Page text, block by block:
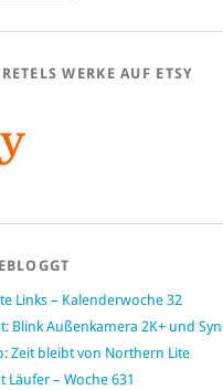
WERKE AUF ETSY
Links – Kalenderwoche 32
Blink Außenkamera 2K+ und
Zeit bleibt von Northern Lite
Läufer – Woche 631